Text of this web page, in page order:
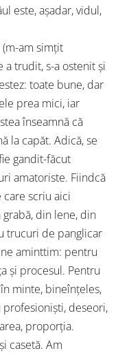
este, aşadar, vidul,
am simţit
trudit, s-a ostenit şi
toate bune, dar
prea mici, iar
înseamnă că
la capăt. Adică, se
gandit-făcut
amatoriste. Fiindcă
scriu aici
din lene, din
trucuri de panglicar
aminttim: pentru
şi procesul. Pentru
minte, bineînţeles,
deseori,
proporţia.
casetă. Am